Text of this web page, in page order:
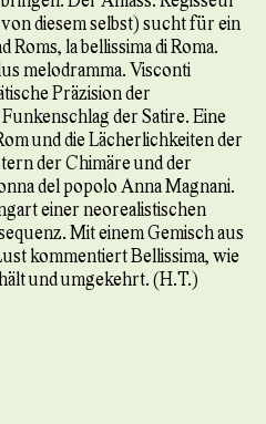
diesem selbst) sucht für ein
la bellissima di Roma.
melodramma. Visconti
Präzision der
der Satire. Eine
und die Lächerlichkeiten der
der Chimäre und der
del popolo Anna Magnani.
einer neorealistischen
Mit einem Gemisch aus
kommentiert Bellissima, wie
und umgekehrt. (H.T.)